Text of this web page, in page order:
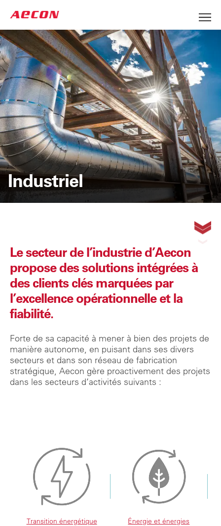
Industriel
Le secteur de l’industrie d’Aecon
propose des solutions intégrées à
des clients clés marquées par
l’excellence opérationnelle et la
fiabilité.
Forte de sa capacité à mener à bien des projets de
manière autonome, en puisant dans ses divers
secteurs et dans son réseau de fabrication
stratégique, Aecon gère proactivement des projets
dans les secteurs d’activités suivants :
Transition énergétique
Énergie et énergies